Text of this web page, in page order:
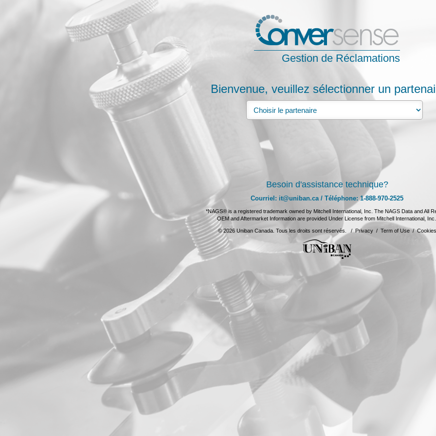
Gestion de Réclamations
Bienvenue, veuillez sélectionner un
Besoin d'assistance technique?
Courriel: it@uniban.ca / Téléphone: 1-888-970-2525
*NAGS® is a registered trademark owned by Mitchell International, Inc. The NAGS Data and All
OEM and Aftermarket Information are provided Under License from Mitchell International,
© 2026 Uniban Canada. Tous les droits sont réservés. / Privacy/ Term of Use/Cookies